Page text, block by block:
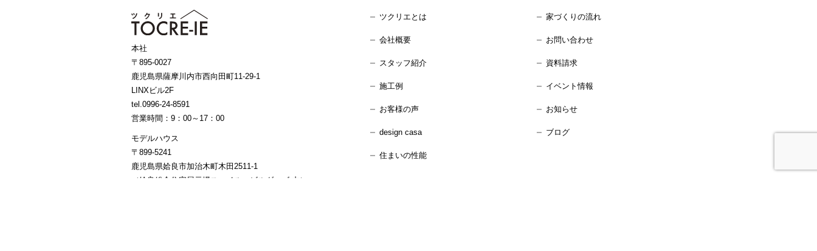
本社
〒895-0027
鹿児島県薩摩川内市西向田町11-29-1
LINXビル2F
tel.0996-24-8591
営業時間：9：00～17：00
モデルハウス
〒899-5241
鹿児島県姶良市加治木町木田2511-1
（姶良総合住宅展示場スマイル・ビルダーズ 内）
ツクリエとは
会社概要
スタッフ紹介
施工例
お客様の声
design casa
住まいの性能
家づくりの流れ
お問い合わせ
資料請求
イベント情報
お知らせ
ブログ